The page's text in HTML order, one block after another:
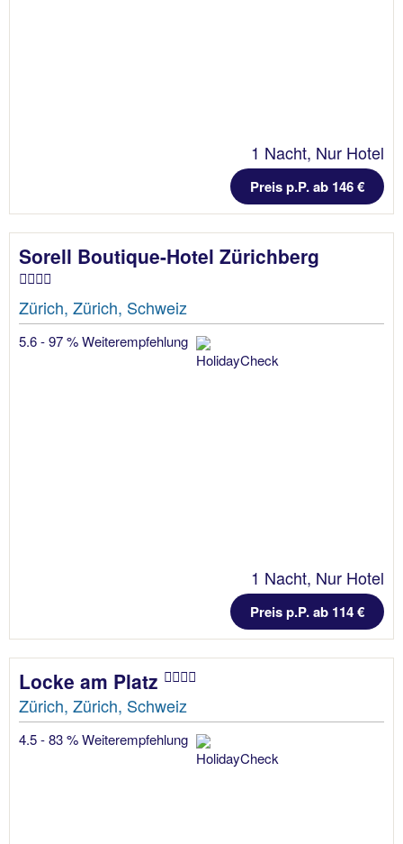
1 Nacht, Nur Hotel
Preis p.P. ab 146 €
Sorell Boutique-Hotel Zürichberg
Zürich, Zürich, Schweiz
5.6 - 97 % Weiterempfehlung
1 Nacht, Nur Hotel
Preis p.P. ab 114 €
Locke am Platz
Zürich, Zürich, Schweiz
4.5 - 83 % Weiterempfehlung